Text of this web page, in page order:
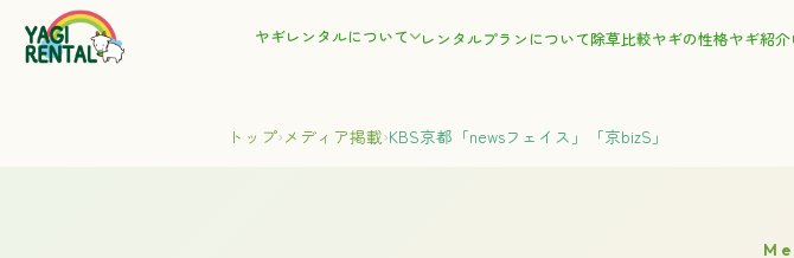
ヤギレンタルについて レンタルプランについて除草比較ヤギの性格ヤギ紹介
トップ›メディア掲載›KBS京都「newsフェイス」「京bizS」